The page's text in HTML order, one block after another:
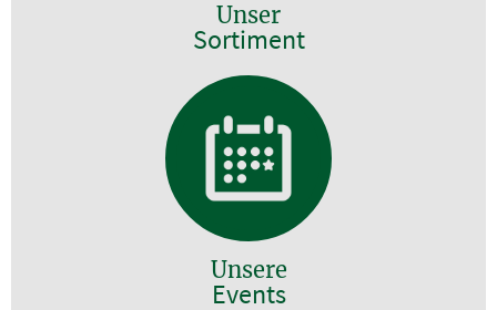
Unser
Sortiment
Unsere
Events